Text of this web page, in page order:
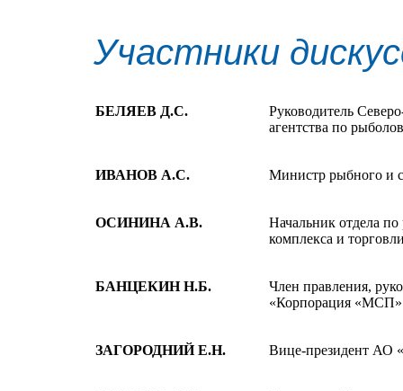
Участники
БЕЛЯЕВ Д.С.
Руководитель
агентства по
ИВАНОВ А.С. Министр рыбного и
ОСИНИНА А.В.
Начальник отдела
комплекса и
БАНЦЕКИН Н.Б.
Член правления,
«Корпорация «МСП»
ЗАГОРОДНИЙ Е.Н. Вице-президент АО